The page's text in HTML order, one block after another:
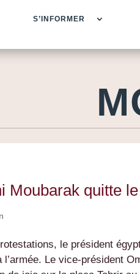
S’INFORMER
Moubarak quitte
le président
Le vice-président